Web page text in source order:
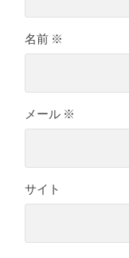
名前 ※
メール ※
サイト